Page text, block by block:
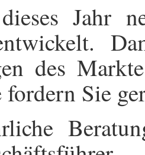
Jahr
des
fordern Sie